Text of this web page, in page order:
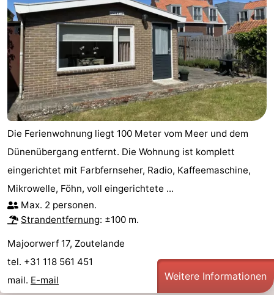
&
tun
-
Museen
-
Galerien
-
Denkmäler
-
Kirchen
-
Leuchtturme
-
Aussichtspunkte
Attraktionen
-
Indoor-
Spielplätze
-
Bowling
Wellness-
Die Ferienwohnung liegt 100 Meter vom Meer und dem
Dünenübergang entfernt. Die Wohnung ist komplett
eingerichtet mit Farbfernseher, Radio, Kaffeemaschine,
Mikrowelle, Föhn, voll eingerichtete ...
Max. 2 personen.
Strandentfernung: ±100 m.
Majoorwerf 17, Zoutelande
tel. +31 118 561 451
mail. E-mail Weitere Informationen